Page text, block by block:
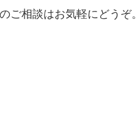
ご相談はお気軽にどうぞ。